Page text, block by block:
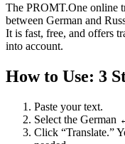
The PROMT.One online
between German and
It is fast, free, and offers
into account.
How to Use: 3
Paste your text.
Select the German
Click “Translate.”